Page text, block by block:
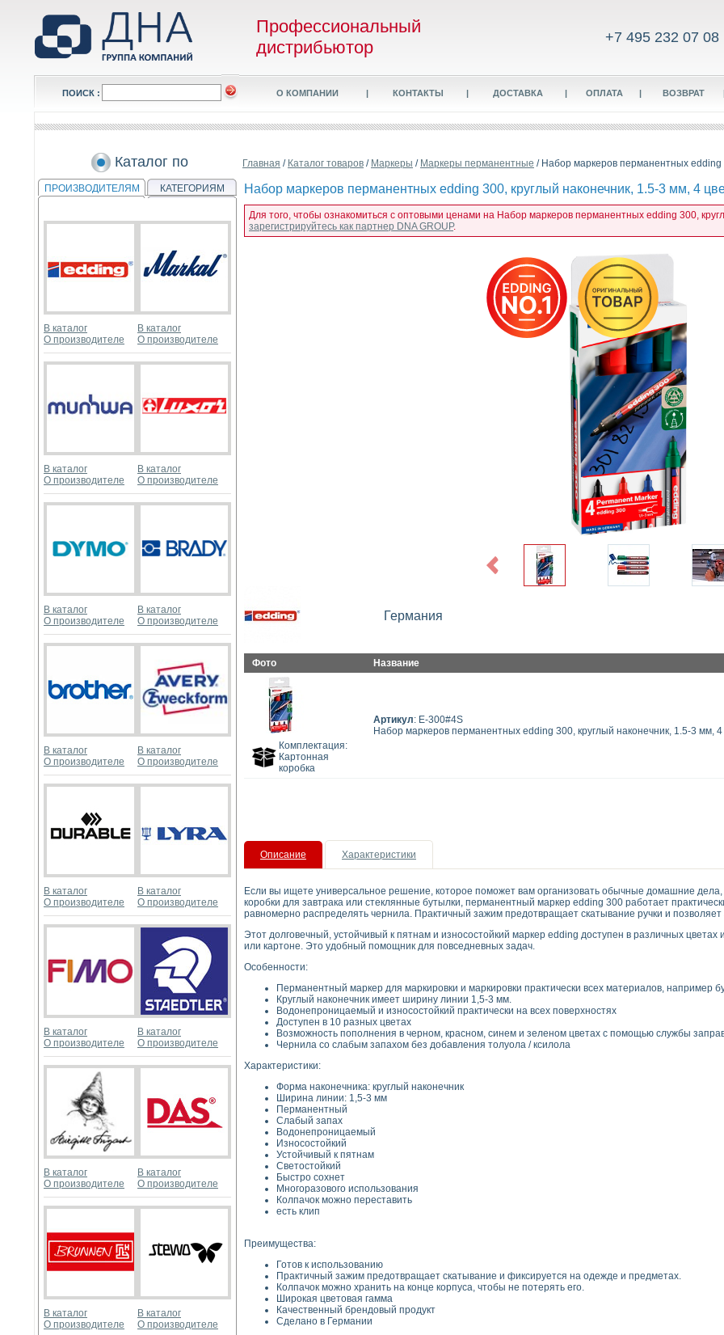
Профессиональный
дистрибьютор
+7 495 232 07 08
ПОИСК : О КОМПАНИИ | КОНТАКТЫ | ДОСТАВКА | ОПЛАТА | ВОЗВРАТ
Каталог по
ПРОИЗВОДИТЕЛЯМ КАТЕГОРИЯМ
В каталог
О производителе
В каталог
О производителе
В каталог
О производителе
В каталог
О производителе
В каталог
О производителе
В каталог
О производителе
В каталог
О производителе
В каталог
О производителе
В каталог
О производителе
В каталог
О производителе
В каталог
О производителе
В каталог
О производителе
В каталог
О производителе
В каталог
О производителе
В каталог
О производителе
В каталог
О производителе
Главная / Каталог товаров / Маркеры / Маркеры перманентные / Набор маркеров перманентных edding
Набор маркеров перманентных edding 300, круглый наконечник, 1.5-3 мм, 4
Для того, чтобы ознакомиться с оптовыми ценами на Набор маркеров перманентных edding 300,
зарегистрируйтесь как партнер DNA GROUP.
Previous
Германия
Фото Название
Комплектация:
Картонная
коробка
Артикул: E-300#4S
Набор маркеров перманентных edding 300, круглый наконечник, 1.5-3 мм, 4
Описание Характеристики
Если вы ищете универсальное решение, которое поможет вам организовать обычные домашние
коробки для завтрака или стеклянные бутылки, перманентный маркер edding 300 работает
равномерно распределять чернила. Практичный зажим предотвращает скатывание ручки и
Этот долговечный, устойчивый к пятнам и износостойкий маркер edding доступен в различных
или картоне. Это удобный помощник для повседневных задач.
Особенности:
Перманентный маркер для маркировки и маркировки практически всех материалов, например
Круглый наконечник имеет ширину линии 1,5-3 мм.
Водонепроницаемый и износостойкий практически на всех поверхностях
Доступен в 10 разных цветах
Возможность пополнения в черном, красном, синем и зеленом цветах с помощью службы
Чернила со слабым запахом без добавления толуола / ксилола
Характеристики:
Форма наконечника: круглый наконечник
Ширина линии: 1,5-3 мм
Перманентный
Слабый запах
Водонепроницаемый
Износостойкий
Устойчивый к пятнам
Светостойкий
Быстро сохнет
Многоразового использования
Колпачок можно переставить
есть клип
Преимущества:
Готов к использованию
Практичный зажим предотвращает скатывание и фиксируется на одежде и предметах.
Колпачок можно хранить на конце корпуса, чтобы не потерять его.
Широкая цветовая гамма
Качественный брендовый продукт
Сделано в Германии